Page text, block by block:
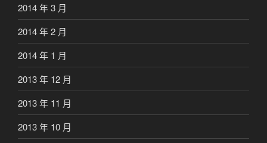
2014 年 3 月
2014 年 2 月
2014 年 1 月
2013 年 12 月
2013 年 11 月
2013 年 10 月